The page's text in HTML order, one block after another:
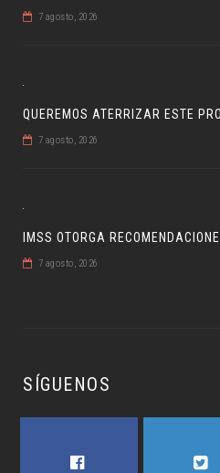
7 agosto, 2026
QUEREMOS ATERRIZAR ESTE
7 agosto, 2026
IMSS OTORGA
7 agosto, 2026
SÍGUENOS